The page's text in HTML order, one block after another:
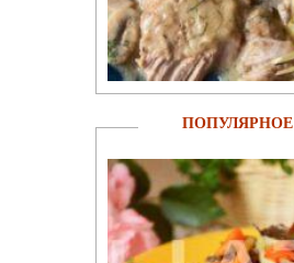
ПОПУЛЯРНОЕ